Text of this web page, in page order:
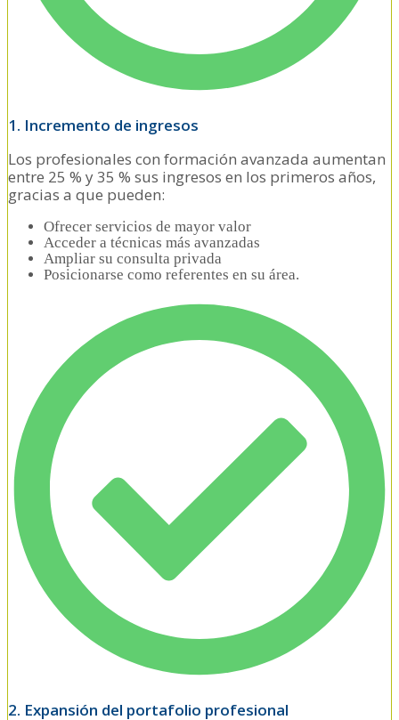
1. Incremento de ingresos
Los profesionales con formación avanzada aumentan
entre 25 % y 35 % sus ingresos en los primeros años,
gracias a que pueden:
Ofrecer servicios de mayor valor
Acceder a técnicas más avanzadas
Ampliar su consulta privada
Posicionarse como referentes en su área.
2. Expansión del portafolio profesional